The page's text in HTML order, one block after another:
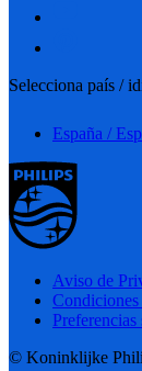
Selecciona país /
España /
Aviso de
Condiciones
© Koninklijke